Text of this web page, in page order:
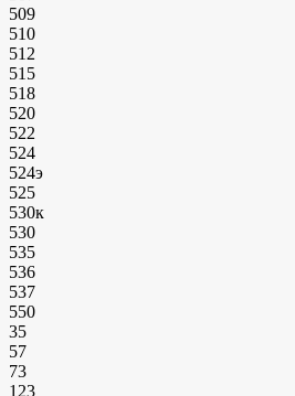
509
510
512
515
518
520
522
524
524э
525
530к
530
535
536
537
550
35
57
73
123